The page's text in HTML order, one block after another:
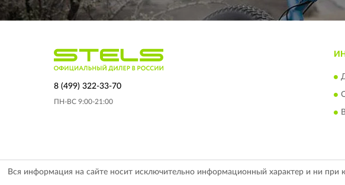
8 (499) 322-33-70
ПН-ВС 9:00-21:00
Вся информация на сайте носит исключительно информационный характер и ни при